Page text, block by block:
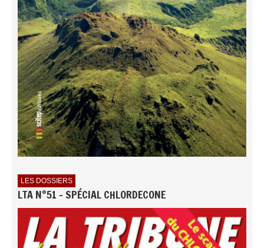
LES DOSSIERS
LTA N°51 - SPÉCIAL CHLORDECONE